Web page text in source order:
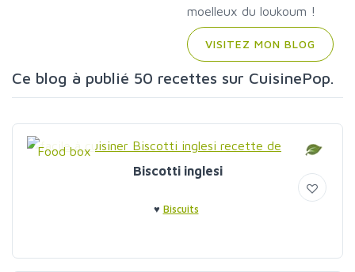
moelleux du loukoum !
VISITEZ MON BLOG
Ce blog à publié 50 recettes sur CuisinePop.
Food box
Biscotti inglesi
♥ Biscuits